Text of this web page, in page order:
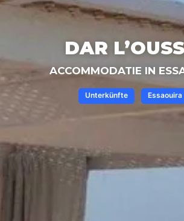
DAR
ACCOMMODATIE IN
Unterkünfte Essaouira